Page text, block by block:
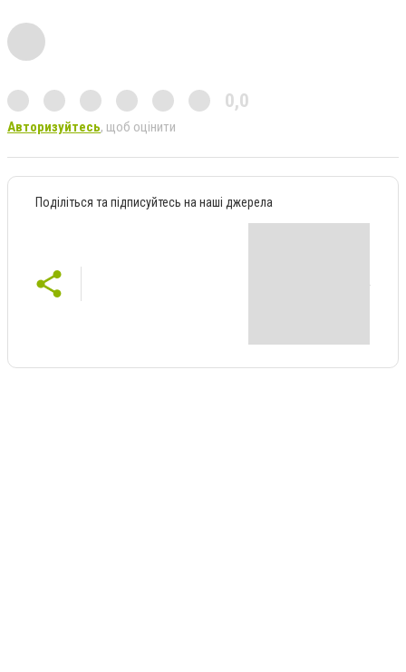
0,0
Авторизуйтесь, щоб оцінити
Поділіться та підписуйтесь на наші джерела